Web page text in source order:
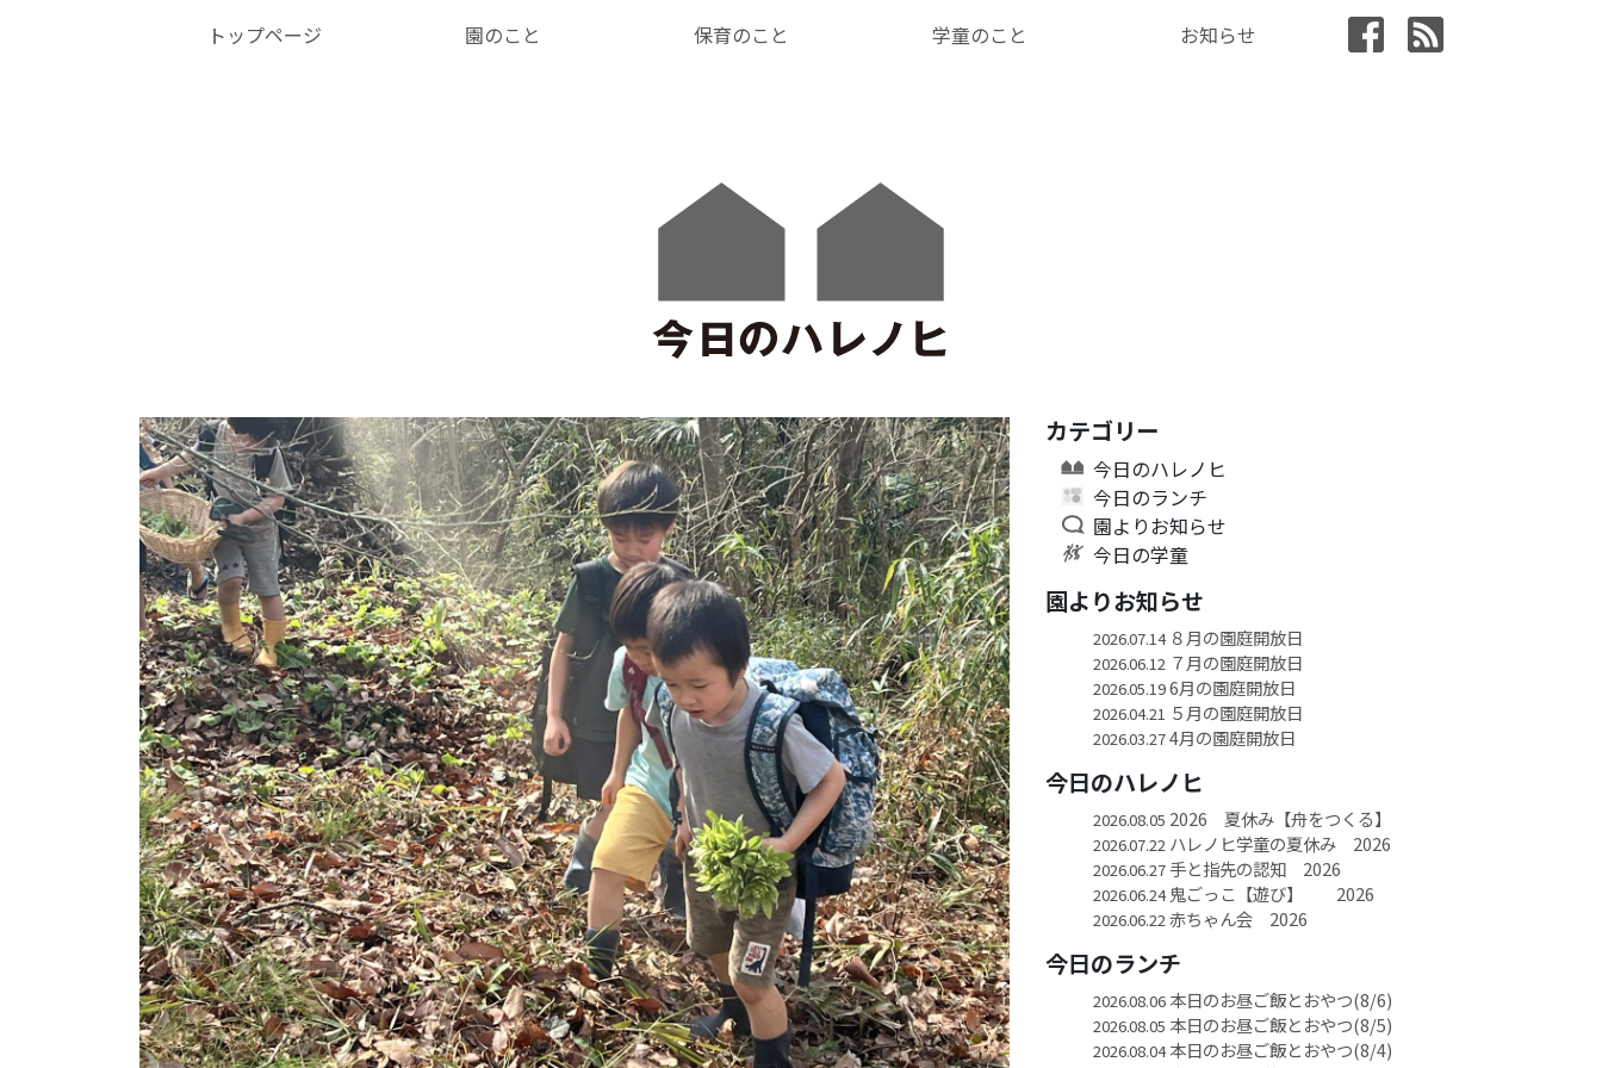
トップページ 園のこと 保育のこと 学童のこと お知らせ
カテゴリー
今日のハレノヒ
今日のランチ
園よりお知らせ
今日の学童
園よりお知らせ
2026.07.14８月の園庭開放日
2026.06.12 ７月の園庭開放日
2026.05.196月の園庭開放日
2026.04.21 ５月の園庭開放日
2026.03.274月の園庭開放日
今日のハレノヒ
2026.08.05 2026 夏休み【舟をつくる】
2026.07.22 ハレノヒ学童の夏休み 2026
2026.06.27手と指先の認知 2026
2026.06.24鬼ごっこ【遊び】 2026
2026.06.22 赤ちゃん会 2026
今日のランチ
2026.08.06本日のお昼ご飯とおやつ(8/6)
2026.08.05 本日のお昼ご飯とおやつ(8/5)
2026.08.04本日のお昼ご飯とおやつ(8/4)